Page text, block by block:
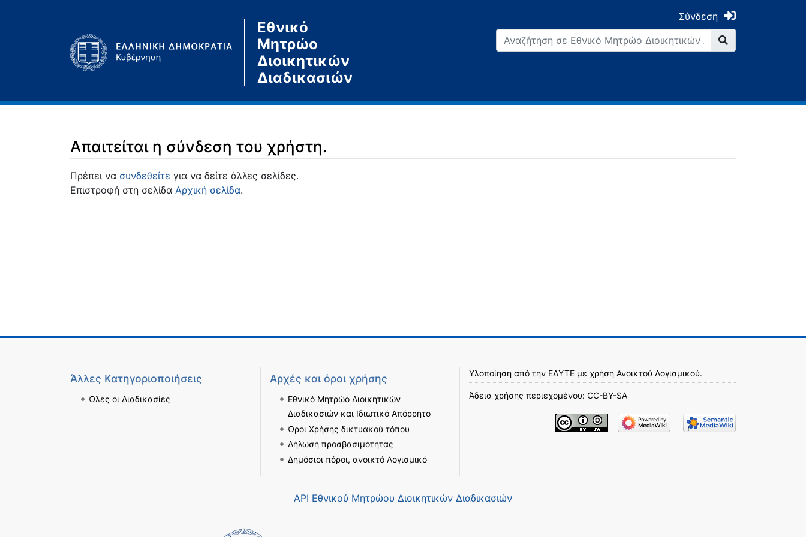
Εθνικό
Μητρώο
Διοικητικών
Διαδικασιών
Σύνδεση
Απαιτείται η σύνδεση του χρήστη.
Μετάβαση σε:πλοήγηση,αναζήτηση
Πρέπει να συνδεθείτε για να δείτε άλλες σελίδες.
Επιστροφή στη σελίδα Αρχική σελίδα.
Άλλες Κατηγοριοποιήσεις
Όλες οι Διαδικασίες
Αρχές και όροι χρήσης
Εθνικό Μητρώο Διοικητικών
Διαδικασιών και Ιδιωτικό Απόρρητο
Όροι Χρήσης δικτυακού τόπου
Δήλωση προσβασιμότητας
Δημόσιοι πόροι, ανοικτό Λογισμικό
Υλοποίηση από την ΕΔΥΤΕ με χρήση Ανοικτού Λογισμικού.
Άδεια χρήσης περιεχομένου: CC-BY-SA
API Εθνικού Μητρώου Διοικητικών Διαδικασιών